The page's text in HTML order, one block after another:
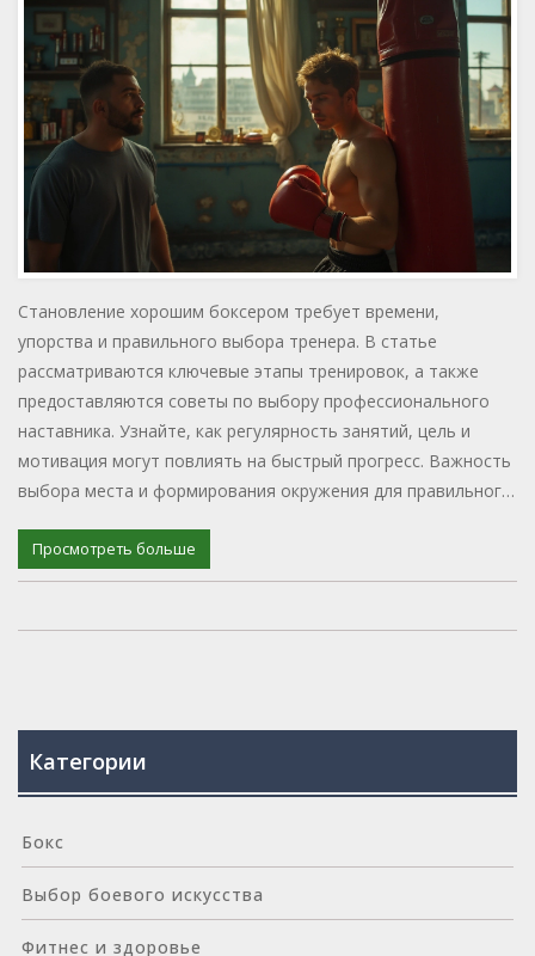
Становление хорошим боксером требует времени,
упорства и правильного выбора тренера. В статье
рассматриваются ключевые этапы тренировок, а также
предоставляются советы по выбору профессионального
наставника. Узнайте, как регулярность занятий, цель и
мотивация могут повлиять на быстрый прогресс. Важность
выбора места и формирования окружения для правильного
начинает или желает улучшить свои навыки в боксе,
предоставляются рекомендации для быстрого старта.
Просмотреть больше
Категории
Бокс
Выбор боевого искусства
Фитнес и здоровье